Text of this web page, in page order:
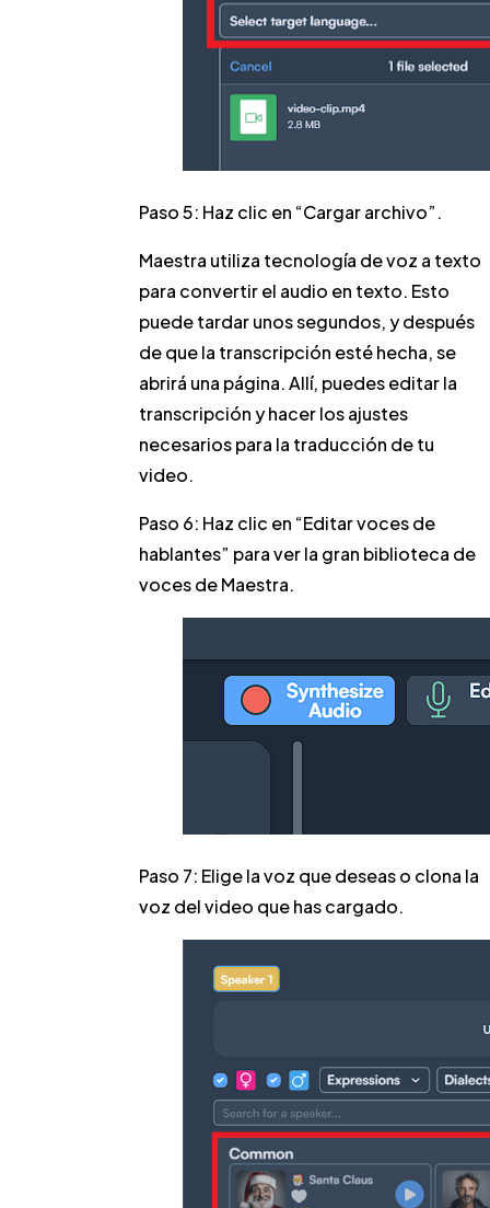
Paso 5: Haz clic en “Cargar archivo”.
Maestra utiliza tecnología de voz a texto
para convertir el audio en texto. Esto
puede tardar unos segundos, y después
de que la transcripción esté hecha, se
abrirá una página. Allí, puedes editar la
transcripción y hacer los ajustes
necesarios para la traducción de tu
video.
Paso 6: Haz clic en “Editar voces de
hablantes” para ver la gran biblioteca de
voces de Maestra.
Paso 7: Elige la voz que deseas o clona la
voz del video que has cargado.